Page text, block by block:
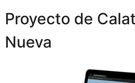
Proyecto de
Nueva